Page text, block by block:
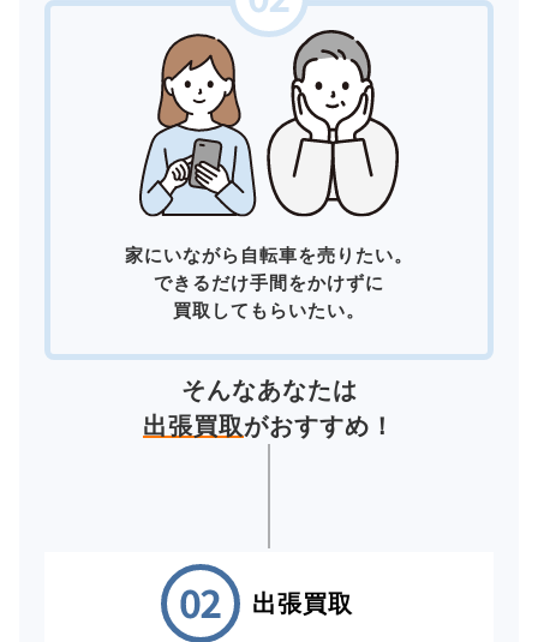
家にいながら自転車を売りたい。
できるだけ手間をかけずに
買取してもらいたい。
そんなあなたは
出張買取がおすすめ！
出張買取